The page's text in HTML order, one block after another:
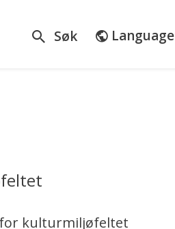
Søk Language
for kulturmiljøfeltet